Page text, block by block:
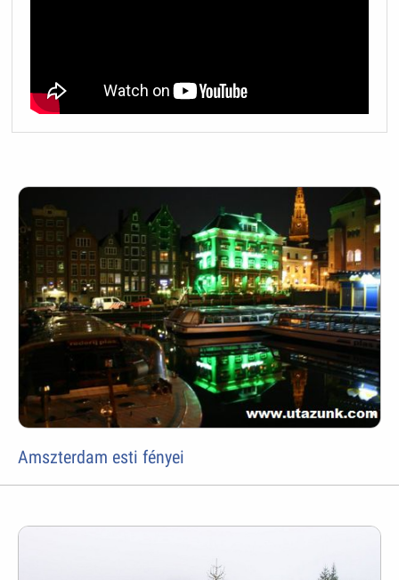
Amszterdam esti fényei